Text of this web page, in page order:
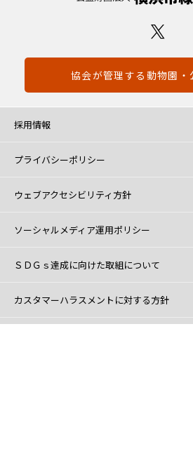
協会が管理する動物園・
採用情報
プライバシーポリシー
ウェブアクセシビリティ方針
ソーシャルメディア運用ポリシー
ＳＤＧｓ達成に向けた取組について
カスタマーハラスメントに対する方針